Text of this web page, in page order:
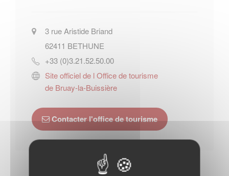
3 rue Aristide Briand
62411 BETHUNE
+33 (0)3.21.52.50.00
Site officiel de l Office de tourisme
de Bruay-la-Buissière
Contacter l'office de tourisme